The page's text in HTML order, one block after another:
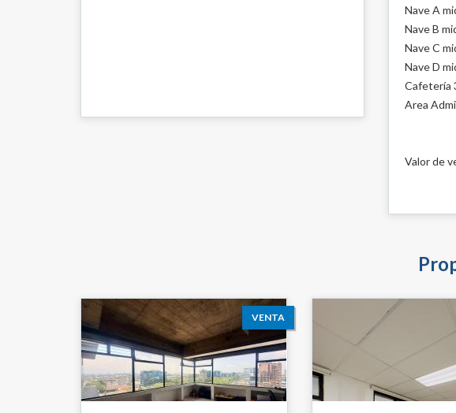
Nave A
Nave B
Nave C
Nave D
Cafetería
Area
Valor de
VENTA